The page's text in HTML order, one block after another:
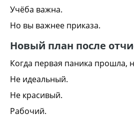
Учёба важна.
Но вы важнее приказа.
Новый план после
Когда первая паника прошла,
Не идеальный.
Не красивый.
Рабочий.